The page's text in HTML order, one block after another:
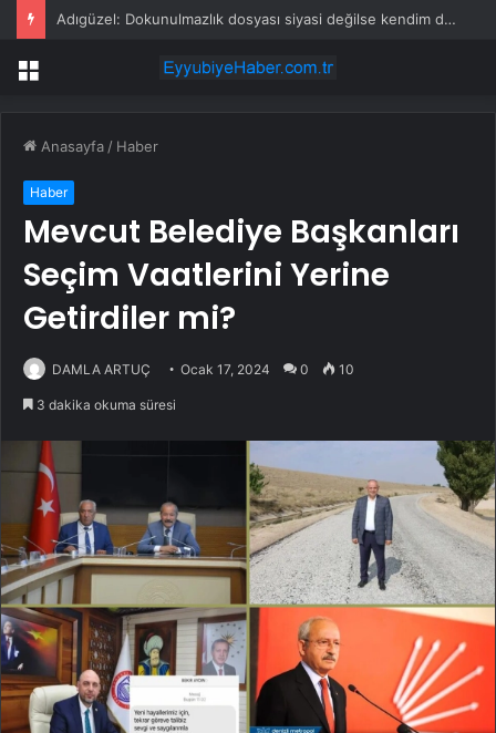
Adıgüzel: Dokunulmazlık dosyası siyasi değilse kendim dilekçe vereceğim
Menü
Anasayfa / Haber
Haber
Mevcut Belediye Başkanları
Seçim Vaatlerini Yerine
Getirdiler mi?
DAMLA ARTUÇ Ocak 17, 2024 0 10
3 dakika okuma süresi